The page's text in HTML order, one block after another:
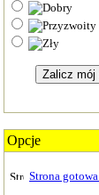
Opcje
Strona